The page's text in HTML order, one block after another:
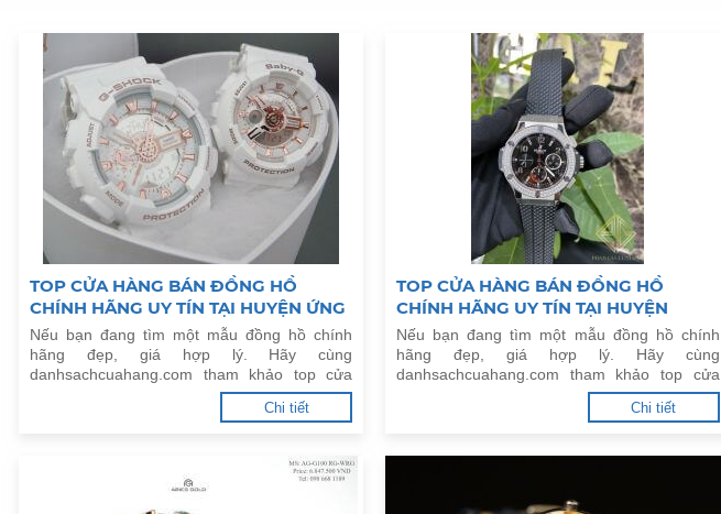
TOP CỬA HÀNG BÁN ĐỒNG HỒ
CHÍNH HÃNG UY TÍN TẠI HUYỆN ỨNG
HOÀ, HÀ NỘI
Nếu bạn đang tìm một mẫu đồng hồ chính
hãng đẹp, giá hợp lý. Hãy cùng
danhsachcuahang.com tham khảo top cửa
hàng bán đồng hồ chính hãng uy tín tại
Chi tiết
TOP CỬA HÀNG BÁN ĐỒNG HỒ
CHÍNH HÃNG UY TÍN TẠI HUYỆN
THƯỜNG TÍN, HÀ NỘI
Nếu bạn đang tìm một mẫu đồng hồ chính
hãng đẹp, giá hợp lý. Hãy cùng
danhsachcuahang.com tham khảo top cửa
hàng bán đồng hồ chính hãng uy tín tại
Chi tiết